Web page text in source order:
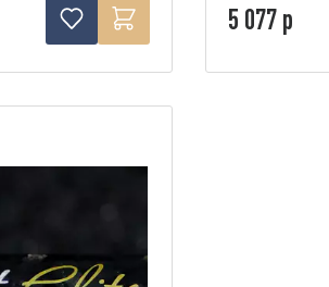
5 077 р